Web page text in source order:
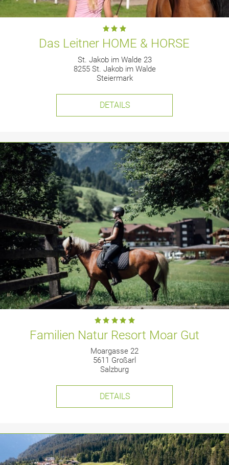
Das Leitner HOME & HORSE
St. Jakob im Walde 23
8255 St. Jakob im Walde
Steiermark
DETAILS
Familien Natur Resort Moar Gut
Moargasse 22
5611 Großarl
Salzburg
DETAILS